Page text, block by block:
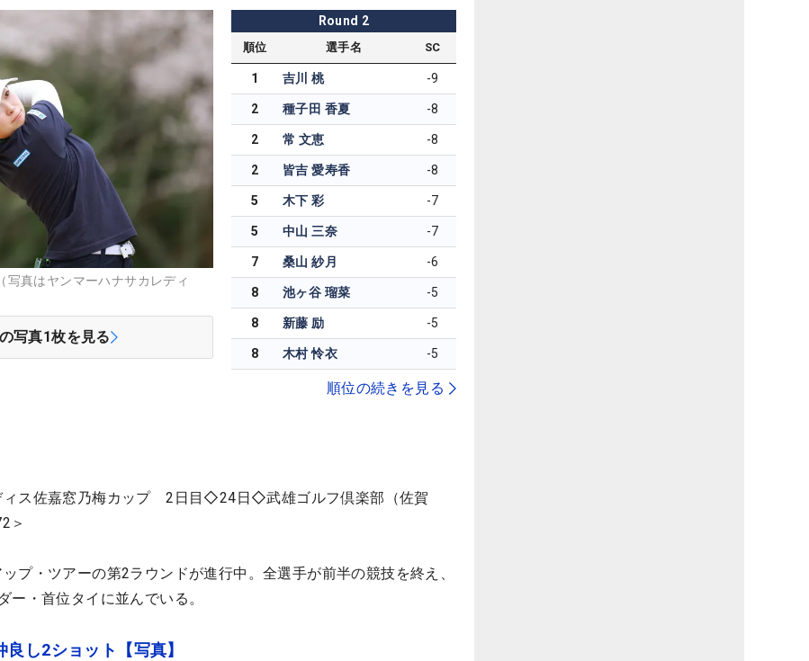
真はヤンマーハナサカレディ
写真1枚を見る
Round 2
順位 選手名 SC
1 吉川 桃 -9
2 種子田 香夏 -8
2 常 文恵 -8
2 皆吉 愛寿香 -8
5 木下 彩 -7
5 中山 三奈 -7
7 桑山 紗月 -6
8 池ヶ谷 瑠菜 -5
8 新藤 励 -5
8 木村 怜衣 -5
順位の続きを見る
ィス佐嘉窓乃梅カップ 2日目◇24日◇武雄ゴルフ倶楽部（佐賀
＞
プ・ツアーの第2ラウンドが進行中。全選手が前半の競技を終え、
ー・首位タイに並んでいる。
し2ショット【写真】